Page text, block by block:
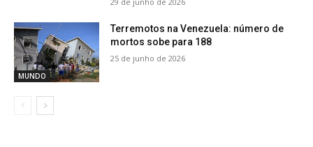
MUNDO
Terremotos na Venezuela: número de
mortos sobe para 188
25 de junho de 2026